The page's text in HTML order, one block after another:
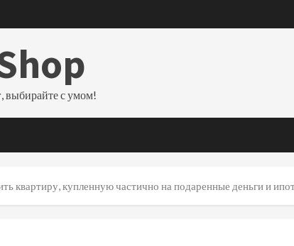
выбирайте с умом!
квартиру, купленную частично на подаренные деньги и